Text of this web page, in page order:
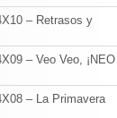
– Retrasos y
– Veo Veo, ¡NEO
– La Primavera